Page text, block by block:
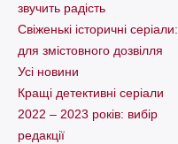
звучить радість
Свіженькі історичні серіали:
для змістовного дозвілля
Усі новини
Кращі детективні серіали
2022 – 2023 років: вибір
редакції